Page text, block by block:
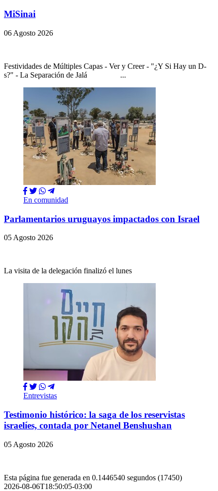
MiSinai
06 Agosto 2026
Festividades de Múltiples Capas - Ver y Creer - "¿Y Si Hay un D-
s?" - La Separación de Jalá ...
En comunidad
Parlamentarios uruguayos impactados con Israel
05 Agosto 2026
La visita de la delegación finalizó el lunes
Entrevistas
Testimonio histórico: la saga de los reservistas
israelíes, contada por Netanel Benshushan
05 Agosto 2026
Esta página fue generada en 0.1446540 segundos (17450)
2026-08-06T18:50:05-03:00